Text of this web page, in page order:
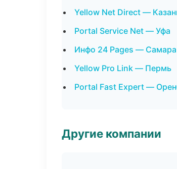
Yellow Net Direct —
Portal Service Net — Уфа
Инфо 24 Pages — Самара
Yellow Pro Link — Пермь
Portal Fast Expert —
Другие компании